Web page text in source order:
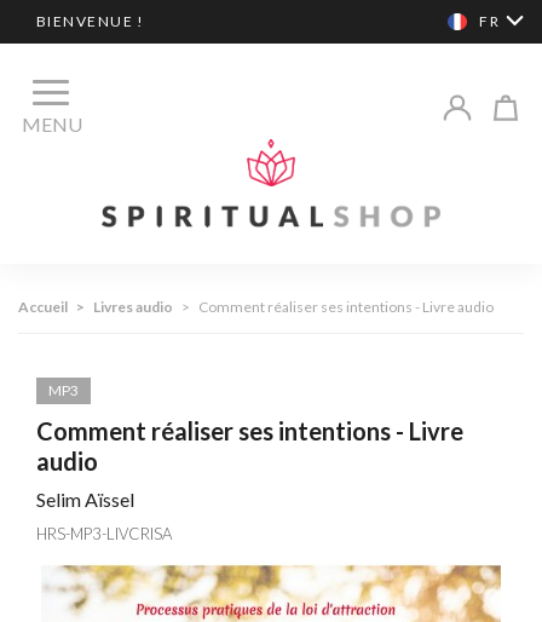
BIENVENUE ! FR
MENU
Accueil > Livres audio > Comment réaliser ses intentions - Livre audio
MP3
Comment réaliser ses intentions - Livre
audio
Selim Aïssel
HRS-MP3-LIVCRISA